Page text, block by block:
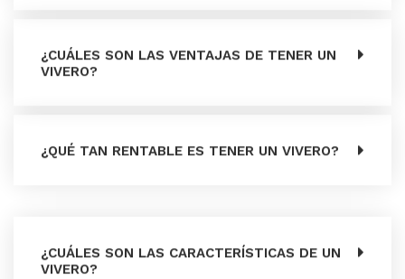
¿CUÁLES SON LAS VENTAJAS DE TENER UN
VIVERO?
¿QUÉ TAN RENTABLE ES TENER UN VIVERO?
¿CUÁLES SON LAS CARACTERÍSTICAS DE UN
VIVERO?